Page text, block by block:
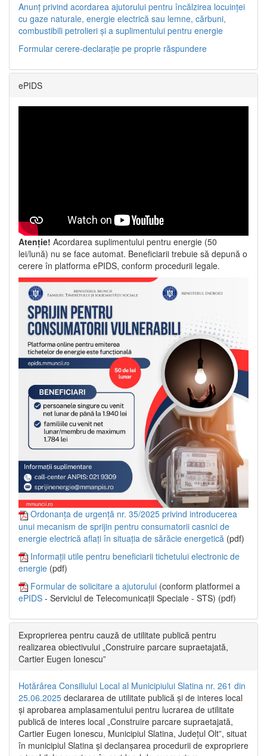
Anunț privind acordarea ajutorului pentru încălzirea locuinței
cu gaze naturale, energie electrică sau lemne, cărbuni,
combustibili petrolieri și a suplimentului pentru energie
Formular cerere-declarație pe proprie răspundere
ePIDS
Atenție! Acordarea suplimentului pentru energie (50
lei/lună) nu se face automat. Beneficiarii trebuie să depună o
cerere în platforma ePIDS, conform procedurii legale.
Ordonanța de urgență nr. 35/2025 privind introducerea
unui mecanism de sprijin pentru consumatorii casnici de
energie electrică aflați în situația de sărăcie energetică (pdf)
Informații utile pentru beneficiarii tichetului electronic de
energie (pdf)
Formular de solicitare a ajutorului (conform platformei a
ePIDS - Serviciul de Telecomunicații Speciale - STS) (pdf)
Exproprierea pentru cauză de utilitate publică pentru
realizarea obiectivului „Construire parcare supraetajată,
Cartier Eugen Ionescu”
Hotărârea Consiliului Local al Municipiului Slatina nr. 261 din
25.06.2025 declararea de utilitate publică și de interes local
și aprobarea amplasamentului pentru lucrarea de utilitate
publică de interes local „Construire parcare supraetajată,
Cartier Eugen Ionescu, Municipiul Slatina, Județul Olt”, situat
în municipiul Slatina și declanșarea procedurii de expropriere